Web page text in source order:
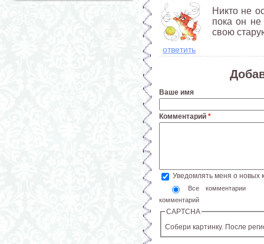
Никто не
пока он
свою
ответить
Ваше имя
Комментарий *
Уведомлять меня о новых
Все комментарии
комментарий
CAPTCHA
Собери картинку. После